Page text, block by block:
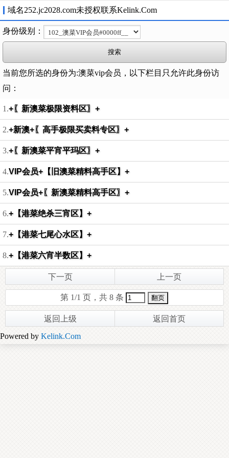
域名252.jc2028.com未授权联系Kelink.Com
身份级别：
当前您所选的身份为:澳菜vip会员，以下栏目只允许此身份访
问：
1.+〖新澳菜极限资料区〗+
2.+新澳+〖高手极限买卖料专区〗+
3.+〖新澳菜平宵平玛区〗+
4.VIP会员+【旧澳菜精料高手区】+
5.VIP会员+〖新澳菜精料高手区〗+
6.+【港菜绝杀三宵区】+
7.+【港菜七尾心水区】+
8.+【港菜六宵半数区】+
下一页 上一页
第 1/1 页，共 8 条
返回上级
返回首页
Powered by Kelink.Com